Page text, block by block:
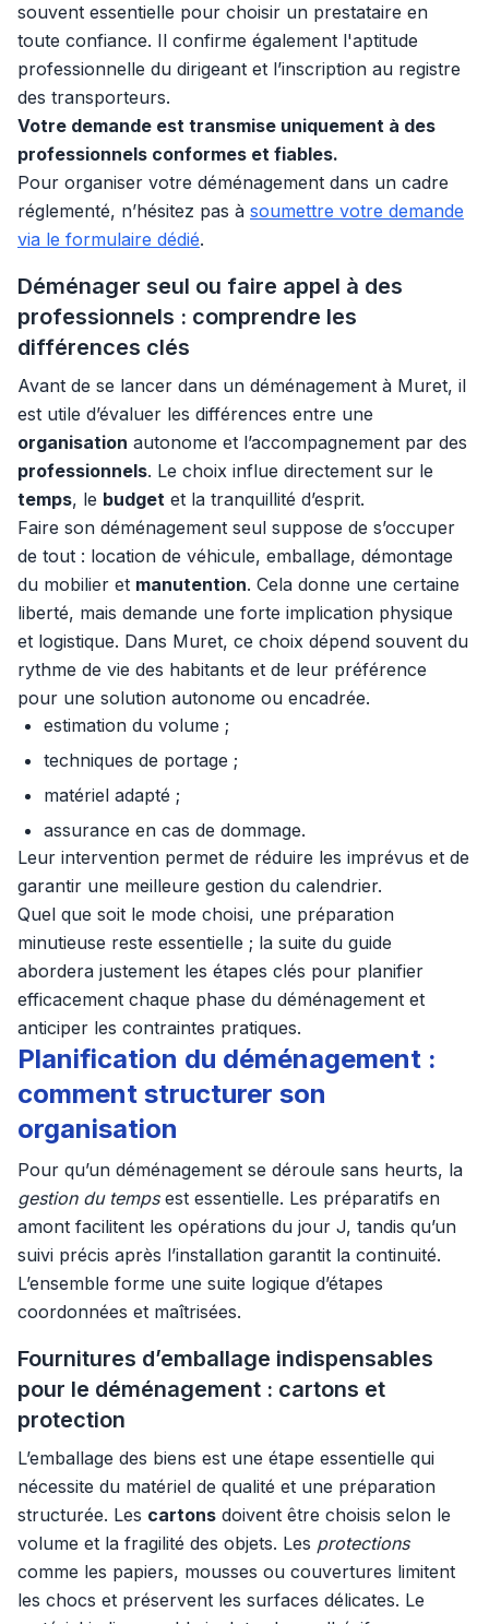
souvent essentielle pour choisir un prestataire en
toute confiance. Il confirme également l'aptitude
professionnelle du dirigeant et l’inscription au registre
des transporteurs.
Votre demande est transmise uniquement à des
professionnels conformes et fiables.
Pour organiser votre déménagement dans un cadre
réglementé, n’hésitez pas à soumettre votre demande
via le formulaire dédié.
Déménager seul ou faire appel à des
professionnels : comprendre les
différences clés
Avant de se lancer dans un déménagement à Muret, il
est utile d’évaluer les différences entre une
organisation autonome et l’accompagnement par des
professionnels. Le choix influe directement sur le
temps, le budget et la tranquillité d’esprit.
Faire son déménagement seul suppose de s’occuper
de tout : location de véhicule, emballage, démontage
du mobilier et manutention. Cela donne une certaine
liberté, mais demande une forte implication physique
et logistique. Dans Muret, ce choix dépend souvent du
rythme de vie des habitants et de leur préférence
pour une solution autonome ou encadrée.
estimation du volume ;
techniques de portage ;
matériel adapté ;
assurance en cas de dommage.
Leur intervention permet de réduire les imprévus et de
garantir une meilleure gestion du calendrier.
Quel que soit le mode choisi, une préparation
minutieuse reste essentielle ; la suite du guide
abordera justement les étapes clés pour planifier
efficacement chaque phase du déménagement et
anticiper les contraintes pratiques.
Planification du déménagement :
comment structurer son
organisation
Pour qu’un déménagement se déroule sans heurts, la
gestion du tempsest essentielle. Les préparatifs en
amont facilitent les opérations du jour J, tandis qu’un
suivi précis après l’installation garantit la continuité.
L’ensemble forme une suite logique d’étapes
coordonnées et maîtrisées.
Fournitures d’emballage indispensables
pour le déménagement : cartons et
protection
L’emballage des biens est une étape essentielle qui
nécessite du matériel de qualité et une préparation
structurée. Les cartons doivent être choisis selon le
volume et la fragilité des objets. Les protections
comme les papiers, mousses ou couvertures limitent
les chocs et préservent les surfaces délicates. Le